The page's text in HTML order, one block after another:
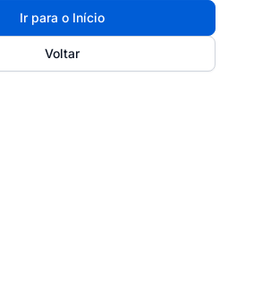
Ir para o Início
Voltar